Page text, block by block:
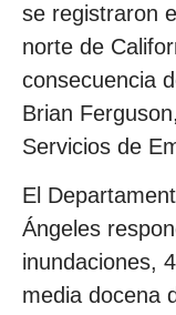
se registraron
norte de
consecuencia
Brian
Servicios de
El
Ángeles
inundaciones,
media docena